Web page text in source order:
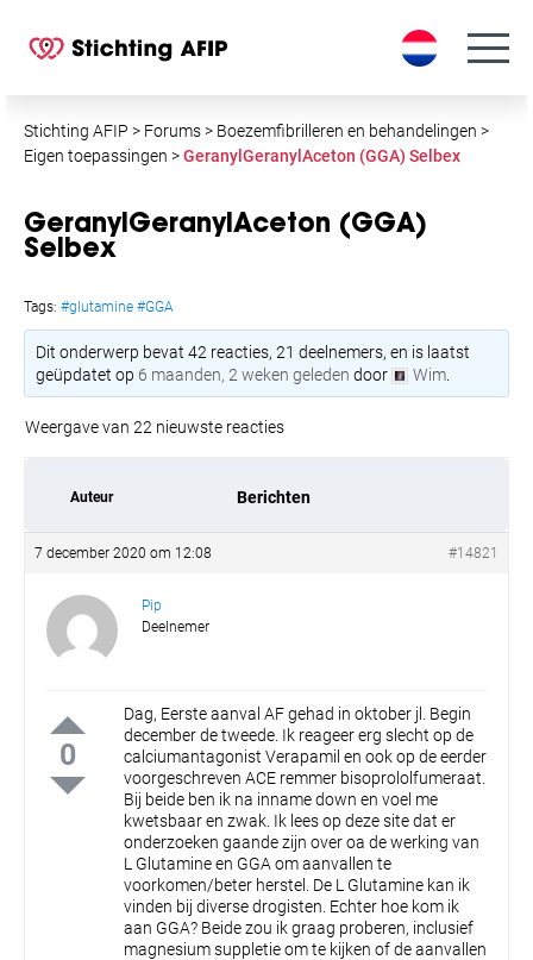
Stichting AFIP > Forums> Boezemfibrilleren en behandelingen >
Eigen toepassingen >GeranylGeranylAceton (GGA) Selbex
GeranylGeranylAceton (GGA)
Selbex
Tags: #glutamine #GGA
Dit onderwerp bevat 42 reacties, 21 deelnemers, en is laatst
geüpdatet op 6 maanden, 2 weken geleden door Wim
Weergave van 22 nieuwste reacties
Auteur Berichten
7 december 2020 om 12:08 #14821
Pip
Deelnemer
0
Dag, Eerste aanval AF gehad in oktober jl. Begin
december de tweede. Ik reageer erg slecht op de
calciumantagonist Verapamil en ook op de eerder
voorgeschreven ACE remmer bisoprololfumeraat.
Bij beide ben ik na inname down en voel me
kwetsbaar en zwak. Ik lees op deze site dat er
onderzoeken gaande zijn over oa de werking van
L Glutamine en GGA om aanvallen te
voorkomen/beter herstel.
De L Glutamine kan ik
vinden bij diverse drogisten. Echter hoe kom ik
aan GGA? Beide zou ik graag proberen, inclusief
magnesium suppletie om te kijken of de aanvallen